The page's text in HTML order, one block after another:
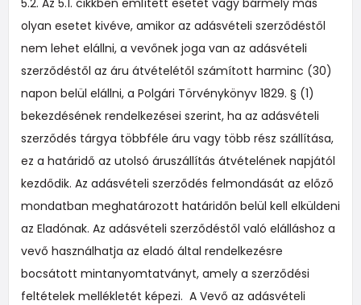
5.2. Az 5.1. cikkben említett esetet vagy bármely más
olyan esetet kivéve, amikor az adásvételi szerződéstől
nem lehet elállni, a vevőnek joga van az adásvételi
szerződéstől az áru átvételétől számított harminc (30)
napon belül elállni, a Polgári Törvénykönyv 1829. § (1)
bekezdésének rendelkezései szerint, ha az adásvételi
szerződés tárgya többféle áru vagy több rész szállítása,
ez a határidő az utolsó áruszállítás átvételének napjától
kezdődik. Az adásvételi szerződés felmondását az előző
mondatban meghatározott határidőn belül kell elküldeni
az Eladónak. Az adásvételi szerződéstől való elálláshoz a
vevő használhatja az eladó által rendelkezésre
bocsátott mintanyomtatványt, amely a szerződési
feltételek mellékletét képezi. A Vevő az adásvételi